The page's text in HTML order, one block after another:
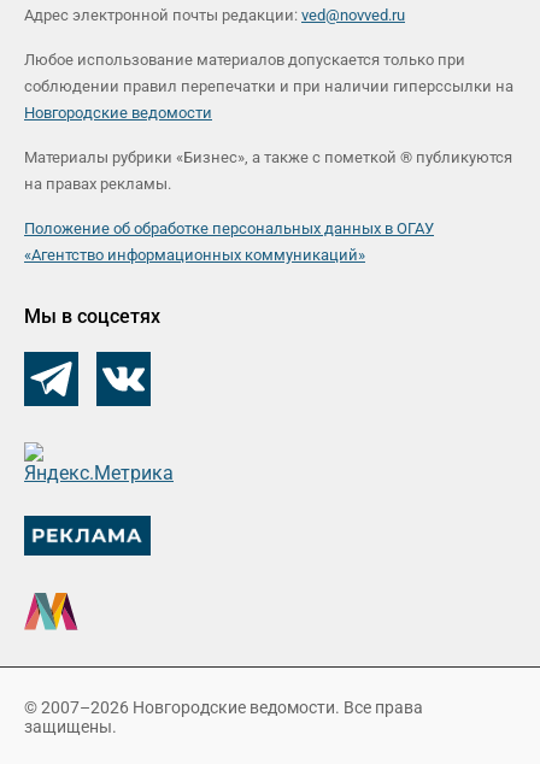
Адрес электронной почты редакции: ved@novved.ru
Любое использование материалов допускается только при
соблюдении правил перепечатки и при наличии гиперссылки на
Новгородские ведомости
Материалы рубрики «Бизнес», а также с пометкой ® публикуются
на правах рекламы.
Положение об обработке персональных данных в ОГАУ
«Агентство информационных коммуникаций»
Мы в соцсетях
© 2007–2026 Новгородские ведомости. Все права
защищены.